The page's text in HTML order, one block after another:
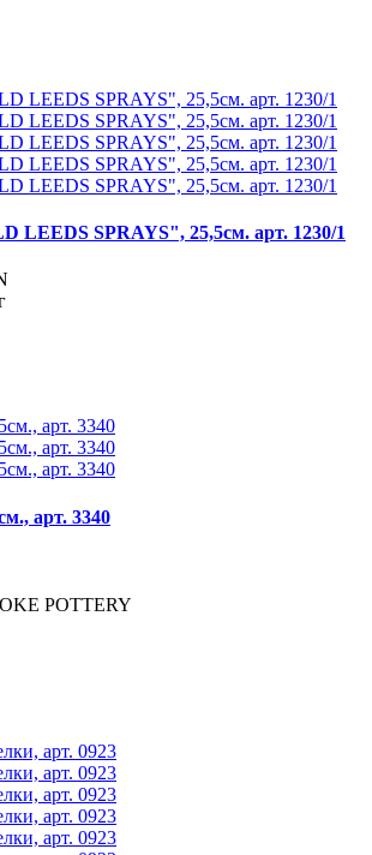
LEEDS SPRAYS", 25,5см. арт. 1230/1
арт. 3340
POTTERY